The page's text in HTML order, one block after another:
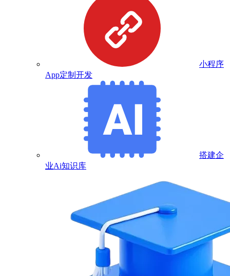
小程序
App定制开发
搭建企
业Ai知识库